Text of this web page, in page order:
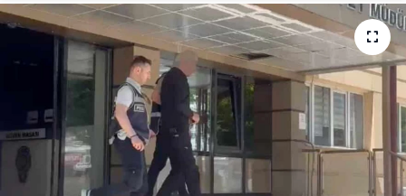
Eskişehir Hava Durumu
Eskişehir Tramvay Saatleri
Eskişehir Otobüs Saatleri